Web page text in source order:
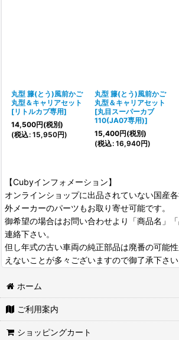
丸型 籐(とう)風前かご
丸型＆キャリアセット
[リトルカブ専用]
14,500円(税別)
(税込: 15,950円)
丸型 籐(とう)風前かご
丸型＆キャリアセット
[丸目スーパーカブ
110(JA07専用)]
15,400円(税別)
(税込: 16,940円)
【Cubyインフォメーション】
オンラインショップに出品されていない国産
外メーカーのパーツもお取り寄せ可能です。
御希望の場合はお問い合わせより「商品名」
連絡下さい。
但し年式の古い車両の純正部品は廃番の可能
えないことが多々ございますので御了承下さい
ホーム
ご利用案内
ショッピングカート